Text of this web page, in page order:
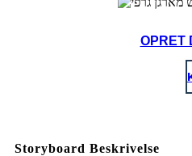
OPRET
Storyboard Beskrivelse